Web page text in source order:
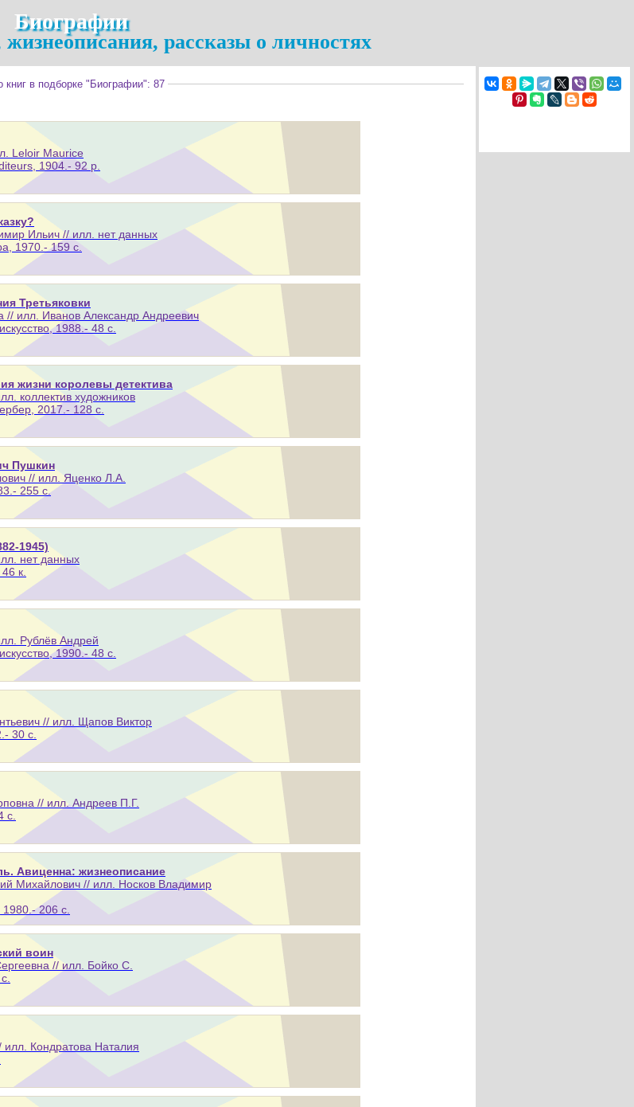
Биографии
рассказы о личностях
книг в подборке "Биографии": 87
Leloir Maurice
1904.- 92 p.
Ильич // илл. нет данных
1970.- 159 с.
Третьяковки
// илл. Иванов Александр Андреевич
1988.- 48 с.
жизни королевы детектива
коллектив художников
2017.- 128 с.
Пушкин
// илл. Яценко Л.А.
255 с.
1945)
нет данных
к.
Рублёв Андрей
1990.- 48 с.
// илл. Щапов Виктор
30 с.
// илл. Андреев П.Г.
с.
Авиценна: жизнеописание
Михайлович // илл. Носков Владимир
206 с.
воин
// илл. Бойко С.
Кондратова Наталия